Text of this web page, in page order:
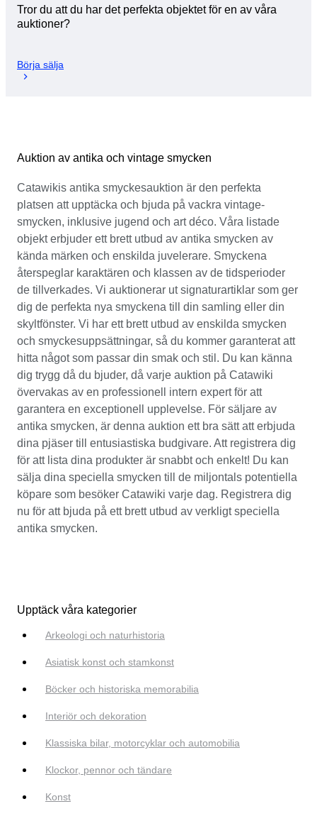
Tror du att du har det perfekta objektet för en av våra
auktioner?
Börja sälja
Auktion av antika och vintage smycken
Catawikis antika smyckesauktion är den perfekta
platsen att upptäcka och bjuda på vackra vintage-
smycken, inklusive jugend och art déco. Våra listade
objekt erbjuder ett brett utbud av antika smycken av
kända märken och enskilda juvelerare. Smyckena
återspeglar karaktären och klassen av de tidsperioder
de tillverkades. Vi auktionerar ut signaturartiklar som ger
dig de perfekta nya smyckena till din samling eller din
skyltfönster. Vi har ett brett utbud av enskilda smycken
och smyckesuppsättningar, så du kommer garanterat att
hitta något som passar din smak och stil. Du kan känna
dig trygg då du bjuder, då varje auktion på Catawiki
övervakas av en professionell intern expert för att
garantera en exceptionell upplevelse. För säljare av
antika smycken, är denna auktion ett bra sätt att erbjuda
dina pjäser till entusiastiska budgivare. Att registrera dig
för att lista dina produkter är snabbt och enkelt! Du kan
sälja dina speciella smycken till de miljontals potentiella
köpare som besöker Catawiki varje dag. Registrera dig
nu för att bjuda på ett brett utbud av verkligt speciella
antika smycken.
Upptäck våra kategorier
Arkeologi och naturhistoria
Asiatisk konst och stamkonst
Böcker och historiska memorabilia
Interiör och dekoration
Klassiska bilar, motorcyklar och automobilia
Klockor, pennor och tändare
Konst